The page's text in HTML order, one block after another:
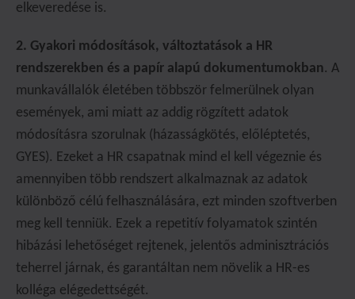
elkeveredése is.
2. Gyakori módosítások, változtatások a HR
rendszerekben és a papír alapú dokumentumokban. A
munkavállalók életében többször felmerülnek olyan
események, ami miatt az addig rögzített adatok
módosításra szorulnak (házasságkötés, előléptetés,
GYES). Ezeket a HR csapatnak mind el kell végeznie és
amennyiben több rendszert alkalmaznak az adatok
különböző célú felhasználására, ezt minden szoftverben
meg kell tenniük. Ezek a repetitív folyamatok szintén
hibázási lehetőséget rejtenek, jelentős adminisztrációs
teherrel járnak, és garantáltan nem növelik a HR-es
kolléga elégedettségét.